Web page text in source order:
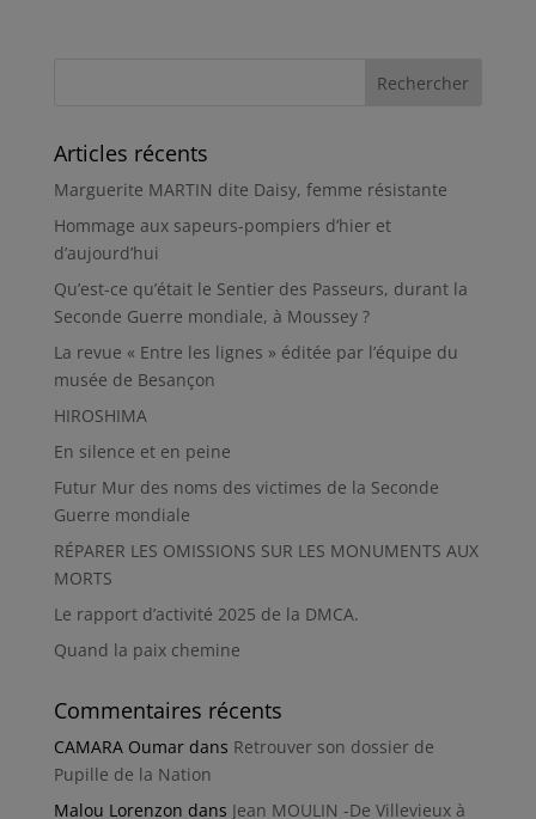
Articles récents
Marguerite MARTIN dite Daisy, femme résistante
Hommage aux sapeurs-pompiers d’hier et
d’aujourd’hui
Qu’est-ce qu’était le Sentier des Passeurs, durant la
Seconde Guerre mondiale, à Moussey ?
La revue « Entre les lignes » éditée par l’équipe du
musée de Besançon
HIROSHIMA
En silence et en peine
Futur Mur des noms des victimes de la Seconde
Guerre mondiale
RÉPARER LES OMISSIONS SUR LES MONUMENTS AUX
MORTS
Le rapport d’activité 2025 de la DMCA.
Quand la paix chemine
Commentaires récents
CAMARA Oumardans Retrouver son dossier de
Pupille de la Nation
Malou Lorenzon dans Jean MOULIN -De Villevieux à